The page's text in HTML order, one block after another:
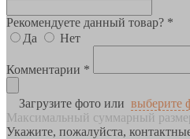
Рекомендуете данный товар? *
Да
Нет
Комментарии *
Загрузите фото или выберите
Максимальный суммарный
Укажите, пожалуйста,